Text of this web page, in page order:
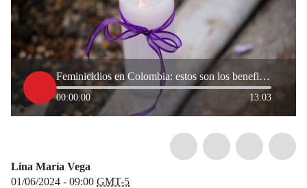
Feminicidios en Colombia: estos son los beneficios que ya no tendrán los condenados
00:00:00 13:03
Lina María Vega
01/06/2024 - 09:00 GMT-5